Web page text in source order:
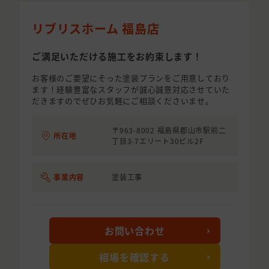
リブリスホーム 福島店
ご満足いただける施工をお約束します！
お客様のご要望にそった塗装プランをご用意しており
ます！経験豊富なスタッフが誠心誠意対応させていた
だきますのでぜひお気軽にご相談くださいませ。
所在地
〒963-8002 福島県郡山市駅前二
丁目3-7エリート30ビル2F
事業内容 塗装工事
お問い合わせ
相場を確認する